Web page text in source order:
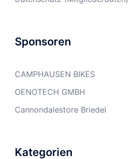
Sponsoren
CAMPHAUSEN BIKES
OENOTECH GMBH
Cannondalestore Briedel
Kategorien